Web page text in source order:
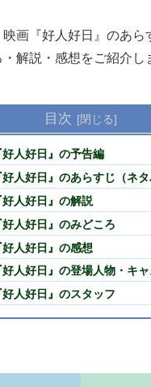
映画『好人好日』のあら
解説・感想をご紹介し
目次
好人好日』の予告編
人好日』のあらすじ（ネタ
好人好日』の解説
好人好日』のみどころ
人好日』の感想
人好日』の登場人物・キャ
人好日』のスタッフ